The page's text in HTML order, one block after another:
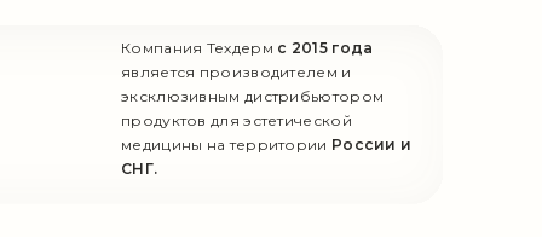
Компания Техдерм с 2015 года
является производителем и
эксклюзивным дистрибьютором
продуктов для эстетической
медицины на территории России и
СНГ.